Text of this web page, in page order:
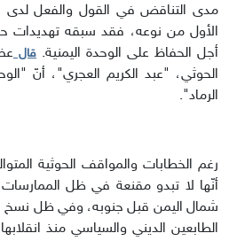
مدى التناقض في القول والفعل لدى
الأول من نوعه، فقد سبقه تهديدات
أجل الحفاظ على الوحدة اليمنية. قال
الحوثي، "عبد الكريم العجري"، أنّ
الرماد".
رغم الخطابات والمواقف الحوثية
أنّها لا تبدو مقنعة في ظل
شمال اليمن قبل جنوبه، وفي ظل نسخ
الطابعين الديني والسياسي منذ